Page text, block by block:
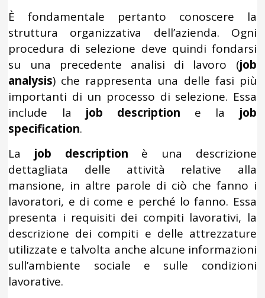
È fondamentale pertanto conoscere la
struttura organizzativa dell’azienda. Ogni
procedura di selezione deve quindi fondarsi
su una precedente analisi di lavoro (job
analysis) che rappresenta una delle fasi più
importanti di un processo di selezione. Essa
include la job description e la job
specification.
La job description è una descrizione
dettagliata delle attività relative alla
mansione, in altre parole di ciò che fanno i
lavoratori, e di come e perché lo fanno. Essa
presenta i requisiti dei compiti lavorativi, la
descrizione dei compiti e delle attrezzature
utilizzate e talvolta anche alcune informazioni
sull’ambiente sociale e sulle condizioni
lavorative.